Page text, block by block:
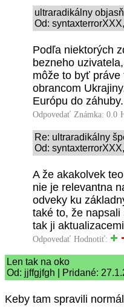
ultraradikálny
Od:
Podľa niektorých
bezneho
môže to byť
obrancom
Európu do záhuby.
Odpovedať Známka: 0.0
Re: ultraradikálny
Od:
A že akakolvek
nie je relevantna
odveky ku
také to, že
tak ji
Odpovedať Hodnotiť:
Len tak na oko
Od: jjffgjfgh | Pridané:
Keby tam spravili